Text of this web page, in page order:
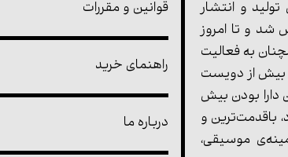
با انگیزه‌ی تولید و انتشار
و تا امروز
به فعالیت
بیش از دویست
بودن بیش
باقدمت‌ترین و
موسیقی،
قوانین و مقررات
راهنمای خرید
درباره ما